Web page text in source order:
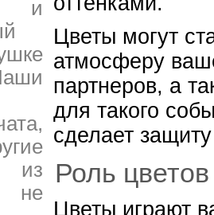
и
из
Цветы могут
атмосферу
партнеров, а
для такого
сделает
Роль
Цветы играют